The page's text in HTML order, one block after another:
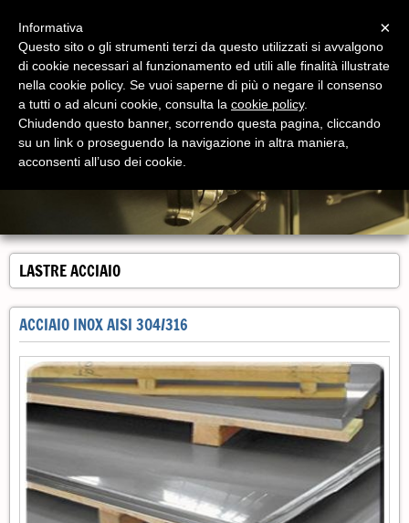
LASTRE ACCIAIO
ACCIAIO INOX AISI 304/316
×
Informativa
Questo sito o gli strumenti terzi da questo utilizzati si avvalgono
di cookie necessari al funzionamento ed utili alle finalità illustrate
nella cookie policy. Se vuoi saperne di più o negare il consenso
a tutti o ad alcuni cookie, consulta la cookie policy.
Chiudendo questo banner, scorrendo questa pagina, cliccando
su un link o proseguendo la navigazione in altra maniera,
acconsenti all’uso dei cookie.